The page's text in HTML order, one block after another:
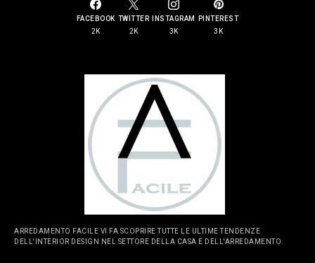
FACEBOOK
2K
TWITTER
2K
INSTAGRAM
3K
PINTEREST
3K
ARREDAMENTO FACILE VI FA SCOPRIRE TUTTE LE ULTIME TENDENZE
DELL'INTERIOR DESIGN NEL SETTORE DELLA CASA E DELL'ARREDAMENTO.